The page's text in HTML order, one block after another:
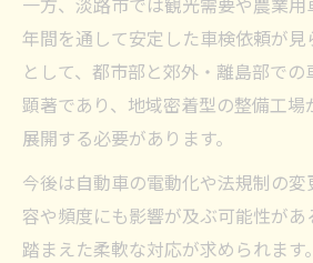
法規制強化と車検対応の
車検市場拡大のカギをデータ
車検市場規模の現状と今後
統計データから見る車検需
整備工場の経営戦略と車検
姫路市と淡路市の車検デ
ト
年間を通して安定した車検依頼が見
として、都市部と郊外・離島部で
顕著であり、地域密着型の整備工場
展開する必要があります。
今後は自動車の電動化や法規制の
容や頻度にも影響が及ぶ可能性が
踏まえた柔軟な対応が求められます。